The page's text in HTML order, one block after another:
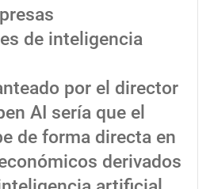
de inteligencia
por el director
AI sería que el
de forma directa en
derivados